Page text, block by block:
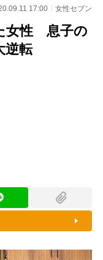
17:00 女性セブン
女性 息子の
逆転